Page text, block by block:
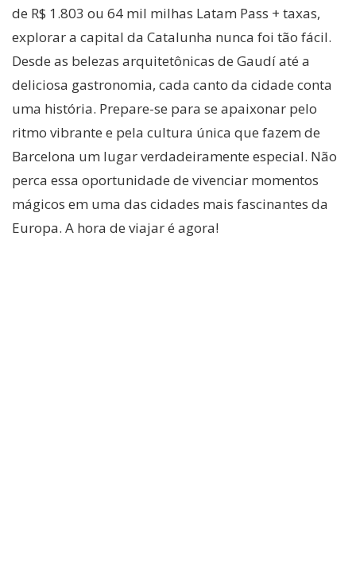
de R$ 1.803 ou 64 mil milhas Latam Pass + taxas,
explorar a capital da Catalunha nunca foi tão fácil.
Desde as belezas arquitetônicas de Gaudí até a
deliciosa gastronomia, cada canto da cidade conta
uma história. Prepare-se para se apaixonar pelo
ritmo vibrante e pela cultura única que fazem de
Barcelona um lugar verdadeiramente especial. Não
perca essa oportunidade de vivenciar momentos
mágicos em uma das cidades mais fascinantes da
Europa. A hora de viajar é agora!